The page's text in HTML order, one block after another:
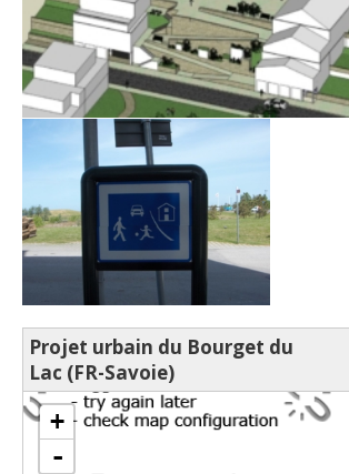
Projet urbain du Bourget du
Lac (FR-Savoie)
chargement de la carte - veuillez patienter...
+
-